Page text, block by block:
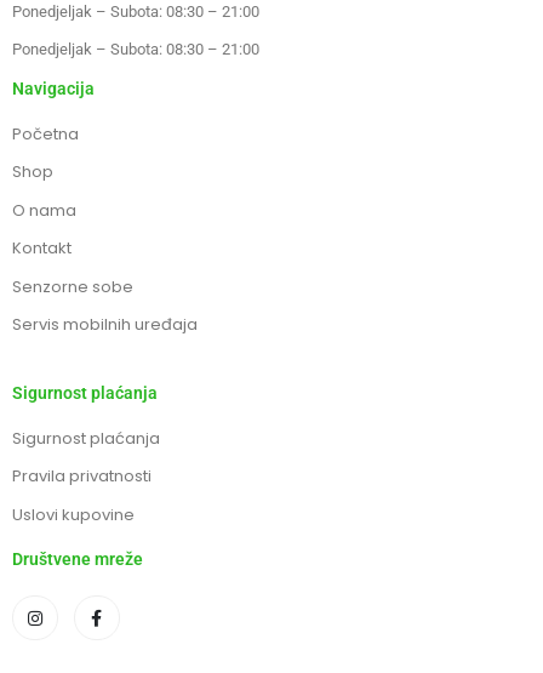
Ponedjeljak – Subota: 08:30 – 21:00
Ponedjeljak – Subota: 08:30 – 21:00
Navigacija
Početna
Shop
O nama
Kontakt
Senzorne sobe
Servis mobilnih uređaja
Sigurnost plaćanja
Sigurnost plaćanja
Pravila privatnosti
Uslovi kupovine
Društvene mreže